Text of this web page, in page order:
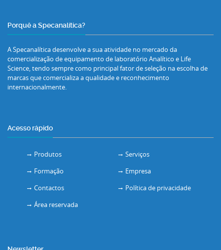
Porquê a Specanalítica?
A Specanalítica desenvolve a sua atividade no mercado da
comercialização de equipamento de laboratório Analítico e Life
Science, tendo sempre como principal fator de seleção na escolha de
marcas que comercializa a qualidade e reconhecimento
internacionalmente.
Acesso rápido
Produtos
Serviços
Formação
Empresa
Contactos
Política de privacidade
Área reservada